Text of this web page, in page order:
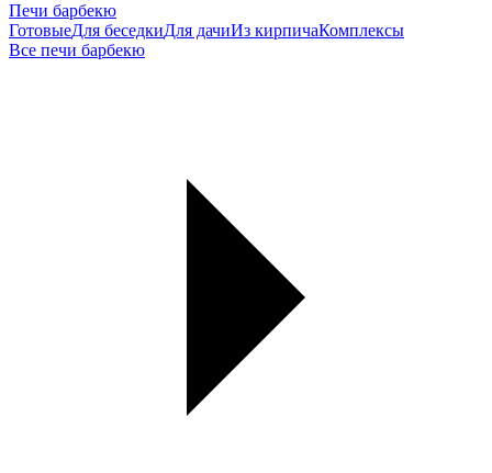
Печи барбекю
ГотовыеДля беседкиДля дачиИз кирпичаКомплексы
Все печи барбекю